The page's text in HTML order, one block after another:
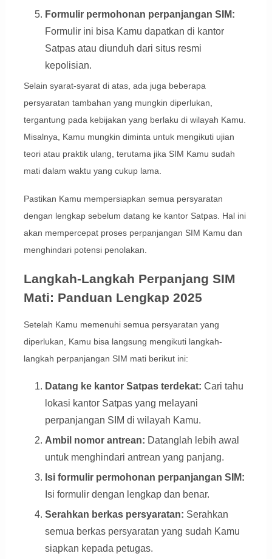
Formulir permohonan perpanjangan SIM:
Formulir ini bisa Kamu dapatkan di kantor
Satpas atau diunduh dari situs resmi
kepolisian.
Selain syarat-syarat di atas, ada juga beberapa
persyaratan tambahan yang mungkin diperlukan,
tergantung pada kebijakan yang berlaku di wilayah Kamu.
Misalnya, Kamu mungkin diminta untuk mengikuti ujian
teori atau praktik ulang, terutama jika SIM Kamu sudah
mati dalam waktu yang cukup lama.
Pastikan Kamu mempersiapkan semua persyaratan
dengan lengkap sebelum datang ke kantor Satpas. Hal ini
akan mempercepat proses perpanjangan SIM Kamu dan
menghindari potensi penolakan.
Langkah-Langkah Perpanjang SIM
Mati: Panduan Lengkap 2025
Setelah Kamu memenuhi semua persyaratan yang
diperlukan, Kamu bisa langsung mengikuti langkah-
langkah perpanjangan SIM mati berikut ini:
Datang ke kantor Satpas terdekat: Cari tahu
lokasi kantor Satpas yang melayani
perpanjangan SIM di wilayah Kamu.
Ambil nomor antrean: Datanglah lebih awal
untuk menghindari antrean yang panjang.
Isi formulir permohonan perpanjangan SIM:
Isi formulir dengan lengkap dan benar.
Serahkan berkas persyaratan: Serahkan
semua berkas persyaratan yang sudah Kamu
siapkan kepada petugas.